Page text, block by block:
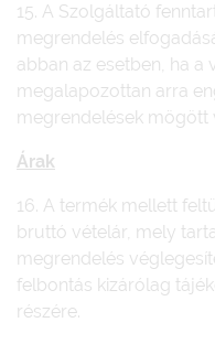
15. A Szolgáltató
megrendelés
abban az esetben, ha a
megalapozottan arra
megrendelések mögött
Árak
16. A termék mellett
bruttó vételár, mely
megrendelés
felbontás kizárólag
részére.